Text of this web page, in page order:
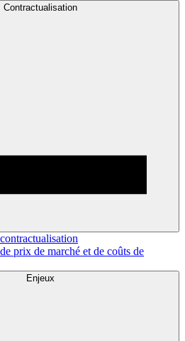
Contractualisation
prix de marché et de coûts de
Enjeux